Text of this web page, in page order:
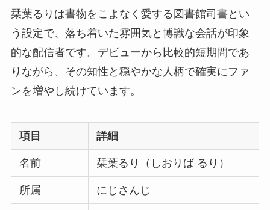
栞葉るりは書物をこよなく愛する図書館司書とい
う設定で、落ち着いた雰囲気と博識な会話が印象
的な配信者です。デビューから比較的短期間であ
りながら、その知性と穏やかな人柄で確実にファ
ンを増やし続けています。
項目 詳細
名前 栞葉るり（しおりば るり）
所属 にじさんじ